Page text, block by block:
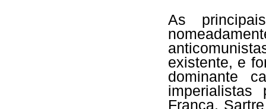
As
existente, e
dominante
imperialistas
França,